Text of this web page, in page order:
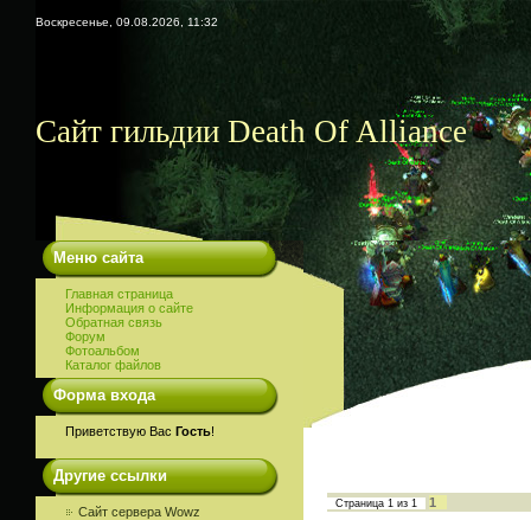
Воскресенье, 09.08.2026, 11:32
Сайт гильдии Death Of Alliance
Меню сайта
Главная страница
Информация о сайте
Обратная связь
Форум
Фотоальбом
Каталог файлов
Форма входа
Приветствую Вас Гость!
Другие ссылки
Сайт сервера Wowz
Страница 1 из 1 1